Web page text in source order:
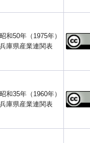
昭和50年（1975年）
兵庫県産業連関表
昭和35年（1960年）
兵庫県産業連関表